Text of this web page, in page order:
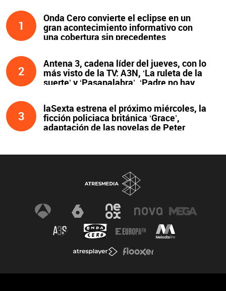
1
Onda Cero convierte el eclipse en un
gran acontecimiento informativo con
una cobertura sin precedentes
2
Antena 3, cadena líder del jueves, con lo
más visto de la TV: A3N, ‘La ruleta de la
suerte’ y ‘Pasapalabra’. ‘Padre no hay
3
laSexta estrena el próximo miércoles, la
ficción policiaca británica ‘Grace’,
adaptación de las novelas de Peter